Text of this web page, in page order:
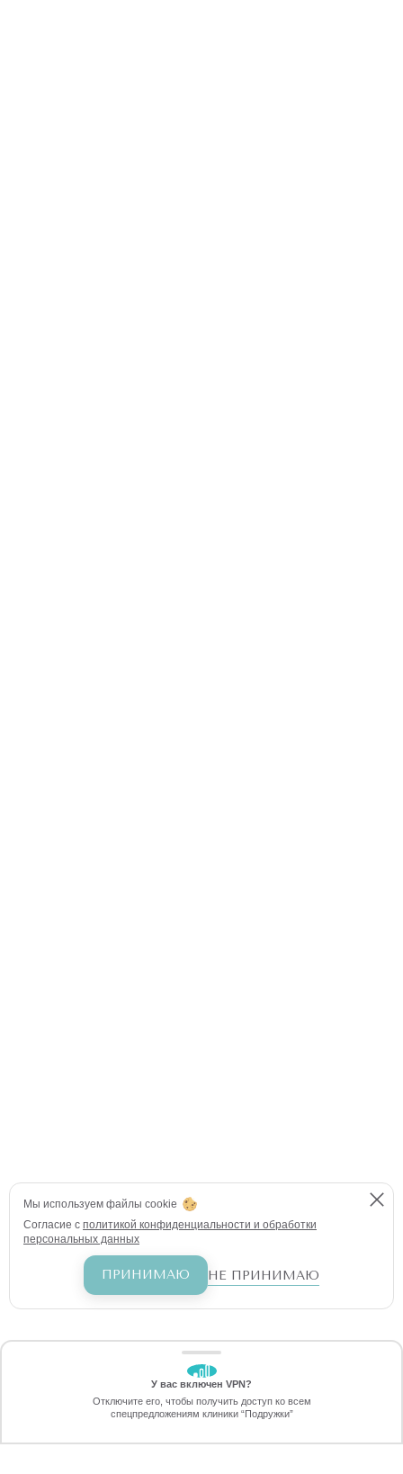
Позвоните
ЗАБЕРИТЕ СКИДКУ
70%
Мы используем файлы cookie
Согласие с политикой конфиденциальности и обработки
персональных данных
ПРИНИМАЮ НЕ ПРИНИМАЮ
У вас включен VPN?
Отключите его, чтобы получить доступ ко всем
спецпредложениям клиники “Подружки”